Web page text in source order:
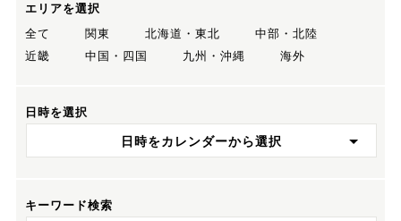
エリアを選択
全て
関東 北海道・東北
中部・北陸
近畿
中国・四国 九州・沖縄 海外
日時を選択
日時をカレンダーから選択
キーワード検索